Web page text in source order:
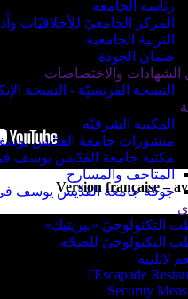
رئاسة الجامعة
المركز الجامعيّ للأخلاقيّات
التربية الجامعية
ضمان الجودة
الشهادات والاختصاصات
النسخة الفرنسيّة - النسخة
المكتبة الشرقيّة
منشورات جامعة القدّيس
مكتبة جامعة القدّيس يوسف
المتاحف والمسارح
جوقة جامعة القدّيس يوسف
التكنولوجيّ «بيريتيك«
التكنولوجيّ للصحّة
لاتلييه
l'Escapade
Security
Version française –